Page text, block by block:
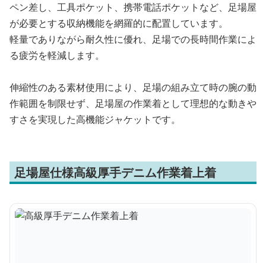
ペン差し、工具ポケット、携帯電話ポケットなど、足場屋
が必要とする収納機能を網羅的に配置しています。
軽量でありながら耐久性に優れ、足場での長時間作業によ
る疲労を軽減します。
伸縮性のある素材使用により、足場の組み立て時の腕の動
作範囲を制限せず、足場屋の作業着として理想的な動きや
すさを実現した高機能ジャケットです。
足場屋仕様高級厚手デニム作業着上着